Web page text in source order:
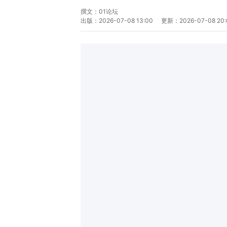
撰文： 01论坛
出版： 2026-07-08 13:00 更新： 2026-07-08